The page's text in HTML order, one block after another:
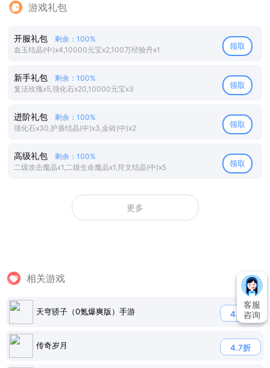
游戏礼包
开服礼包
剩余：100%
血玉结晶(中)x4,10000元宝x2,100万经验丹x1
领取
新手礼包
剩余：100%
复活玫瑰x5,强化石x20,10000元宝x3
领取
进阶礼包
剩余：100%
强化石x30,护盾结晶(中)x3,金砖(中)x2
领取
高级礼包
剩余：100%
二级攻击魔晶x1,二级生命魔晶x1,符文结晶(中)x5
领取
更多
相关游戏
天穹骄子（0氪爆爽版）手游 4.7折
传奇岁月 4.7折
客服
咨询